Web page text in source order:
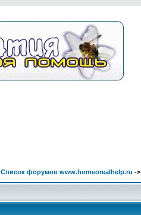
Список форумов www.homeorealhelp.ru -